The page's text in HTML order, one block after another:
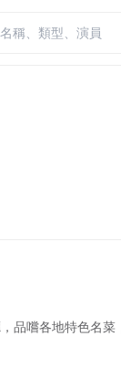
品嚐各地特色名